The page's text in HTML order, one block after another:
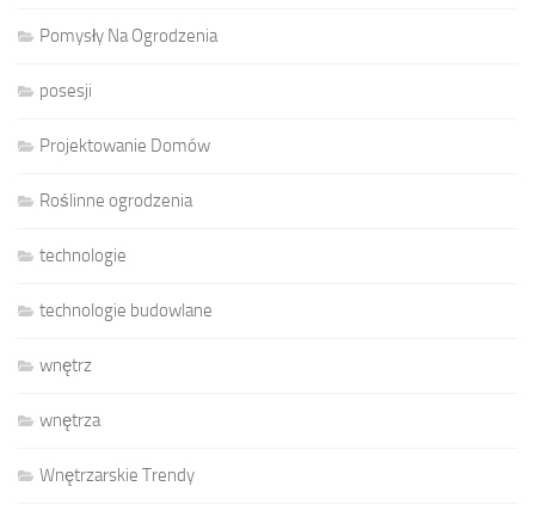
Pomysły Na Ogrodzenia
posesji
Projektowanie Domów
Roślinne ogrodzenia
technologie
technologie budowlane
wnętrz
wnętrza
Wnętrzarskie Trendy